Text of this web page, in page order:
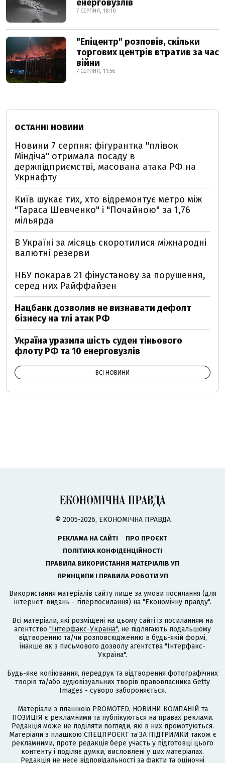
енерговузлів
7 СЕРПНЯ, 18:10
"Епіцентр" розповів, скільки
торгових центрів втратив за час
війни
7 СЕРПНЯ, 11:56
ОСТАННІ НОВИНИ
Новини 7 серпня: фігурантка "плівок
Міндіча" отримала посаду в
держпідприємстві, масована атака РФ на
Укрнафту
Київ шукає тих, хто відремонтує метро між
"Тараса Шевченко" і "Почайною" за 1,76
мільярда
В Україні за місяць скоротилися міжнародні
валютні резерви
НБУ покарав 21 фінустанову за порушення,
серед них Райффайзен
Нацбанк дозволив не визнавати дефолт
бізнесу на тлі атак РФ
Україна уразила шість суден тіньового
флоту РФ та 10 енерговузлів
ВСІ НОВИНИ
© 2005-2026, ЕКОНОМІЧНА ПРАВДА
РЕКЛАМА НА САЙТІ
ПРО ПРОЄКТ
ПОЛІТИКА КОНФІДЕНЦІЙНОСТІ
ПРАВИЛА ВИКОРИСТАННЯ МАТЕРІАЛІВ УП
ПРИНЦИПИ І ПРАВИЛА РОБОТИ УП
Використання матеріалів сайту лише за умови посилання (для
інтернет-видань - гіперпосилання) на "Економічну правду".
Всі матеріали, які розміщені на цьому сайті із посиланням на
агентство "Інтерфакс-Україна", не підлягають подальшому
відтворенню та/чи розповсюдженню в будь-якій формі,
інакше як з письмового дозволу агентства "Інтерфакс-
Україна".
Будь-яке копіювання, передрук та відтворення фотографічних
творів та/або аудіовізуальних творів правовласника Getty
Images - суворо забороняється.
Матеріали з плашкою PROMOTED, НОВИНИ КОМПАНІЙ та
ПОЗИЦІЯ є рекламними та публікуються на правах реклами.
Редакція може не поділяти погляди, які в них промотуються.
Матеріали з плашкою СПЕЦПРОЄКТ та ЗА ПІДТРИМКИ також є
рекламними, проте редакція бере участь у підготовці цього
контенту і поділяє думки, висловлені у цих матеріалах.
Редакція не несе відповідальності за факти та оціночні